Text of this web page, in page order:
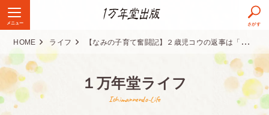
メニュー さがす
HOME ライフ 【なみの子育て奮闘記】２歳児コウの返事は「ない！」
１万年堂ライフ
Ichimannendo-Life